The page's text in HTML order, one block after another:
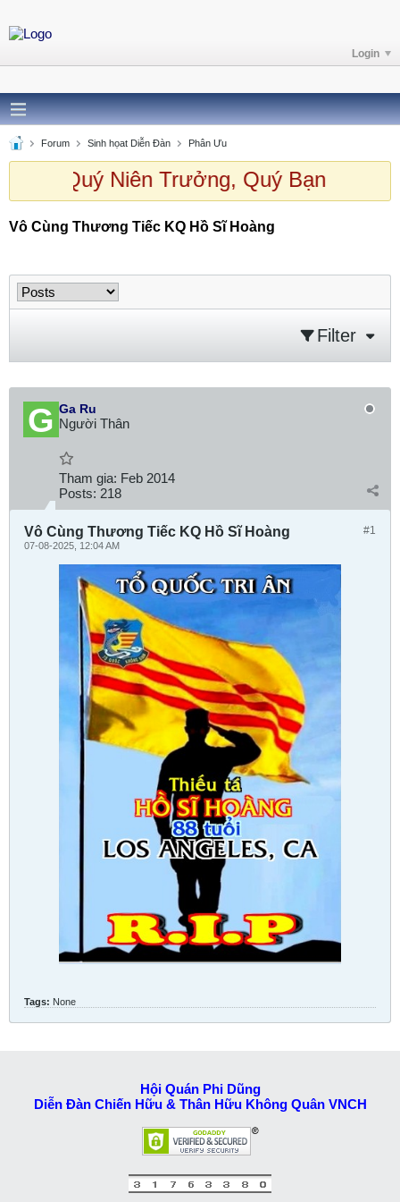
Login
Forum Sinh họat Diễn Đàn Phân Ưu
chào Quý Niên Trưởng, Quý Bạn ghé
Vô Cùng Thương Tiếc KQ Hồ Sĩ Hoàng
Filter
Ga Ru
Người Thân
Tham gia: Feb 2014
Posts: 218
#1
Vô Cùng Thương Tiếc KQ Hồ Sĩ Hoàng
07-08-2025, 12:04 AM
Tags: None
Hội Quán Phi Dũng
Diễn Đàn Chiến Hữu & Thân Hữu Không Quân VNCH